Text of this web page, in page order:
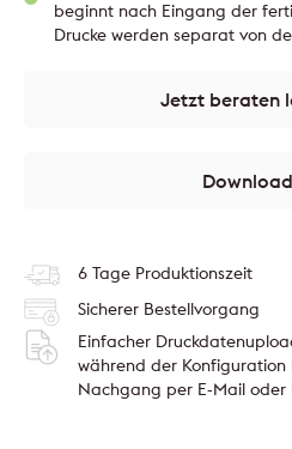
beginnt nach Eingang der
Drucke werden separat von
Jetzt beraten
6 Tage Produktionszeit
Sicherer Bestellvorgang
Einfacher
während der Konfiguration
Nachgang per E-Mail